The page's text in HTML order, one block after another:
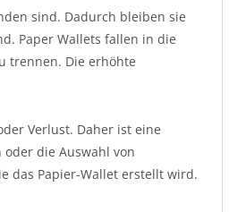
sind. Dadurch bleiben sie
Paper Wallets fallen in die
trennen. Die erhöhte
Verlust. Daher ist eine
die Auswahl von
das Papier-Wallet erstellt wird.